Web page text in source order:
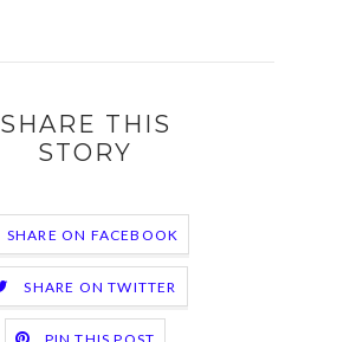
SHARE THIS
STORY
SHARE ON FACEBOOK
SHARE ON TWITTER